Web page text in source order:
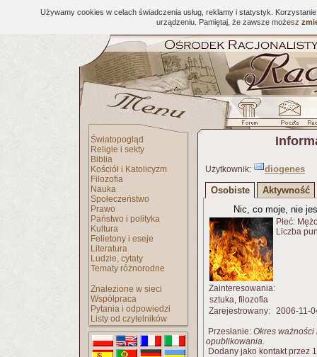
Używamy cookies w celach świadczenia usług, reklamy i statystyk.
urządzeniu. Pamiętaj, że zawsze możesz
Światopogląd
Religie i sekty
Biblia
Kościół i Katolicyzm
Filozofia
Nauka
Społeczeństwo
Prawo
Państwo i polityka
Kultura
Felietony i eseje
Literatura
Ludzie, cytaty
Tematy różnorodne
Znalezione w sieci
Współpraca
Pytania i odpowiedzi
Listy od czytelników
Użytkownik:
diogenes
Osobiste
Aktywność
Nic, co moje, nie
Płeć:
Liczba
Zainteresowania:
sztuka, filozofia
Zarejestrowany: 2006-11-
Przesłanie: Okres ważności
opublikowania.
Dodany jako kontakt przez